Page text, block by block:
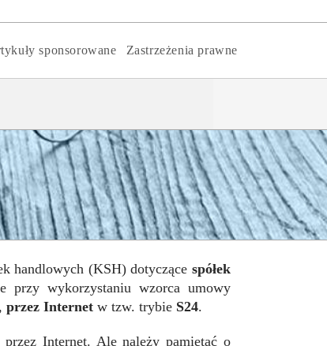
sponsorowane Zastrzeżenia prawne
handlowych (KSH) dotyczącespółek
przy wykorzystaniu wzorca umowy
przez Internet w tzw. trybie S24.
Internet. Ale należy pamiętać o